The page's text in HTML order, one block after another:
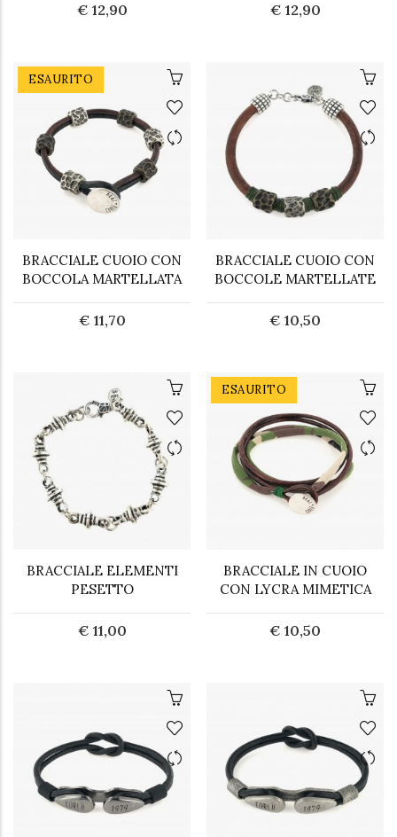
€ 12,90 € 12,90
ESAURITO
BRACCIALE CUOIO CON
BOCCOLA MARTELLATA
€ 11,70
BRACCIALE CUOIO CON
BOCCOLE MARTELLATE
€ 10,50
BRACCIALE ELEMENTI
PESETTO
€ 11,00
ESAURITO
BRACCIALE IN CUOIO
CON LYCRA MIMETICA
€ 10,50